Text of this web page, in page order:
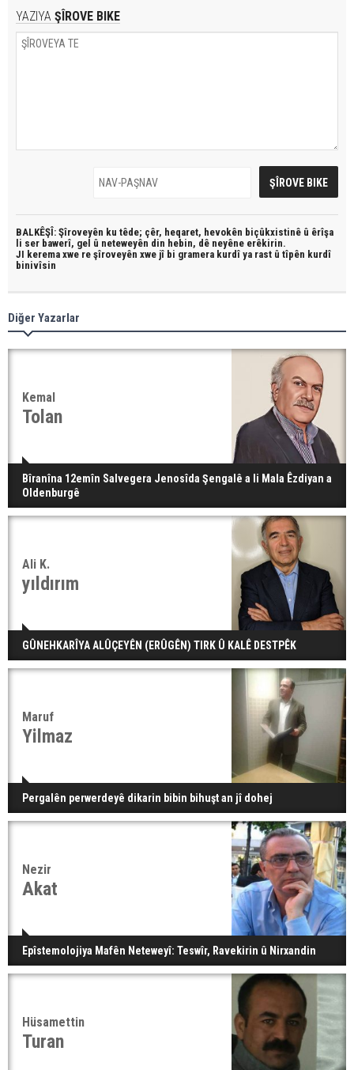
YAZIYA ŞÎROVE BIKE
BALKÊŞÎ: Şîroveyên ku têde; çêr, heqaret, hevokên biçûkxistinê û êrîşa
li ser bawerî, gel û neteweyên din hebin, dê neyêne erêkirin.
JI kerema xwe re şîroveyên xwe jî bi gramera kurdî ya rast û tîpên kurdî
binivîsin
Diğer Yazarlar
Kemal
Tolan
Bîranîna 12emîn Salvegera Jenosîda Şengalê a li Mala Êzdiyan a
Oldenburgê
Ali K.
yıldırım
GÛNEHKARÎYA ALÛÇEYÊN (ERÛGÊN) TIRK Û KALÊ DESTPÊK
Maruf
Yilmaz
Pergalên perwerdeyê dikarin bibin bihuşt an jî dohej
Nezir
Akat
Epîstemolojiya Mafên Neteweyî: Teswîr, Ravekirin û Nirxandin
Hüsamettin
Turan